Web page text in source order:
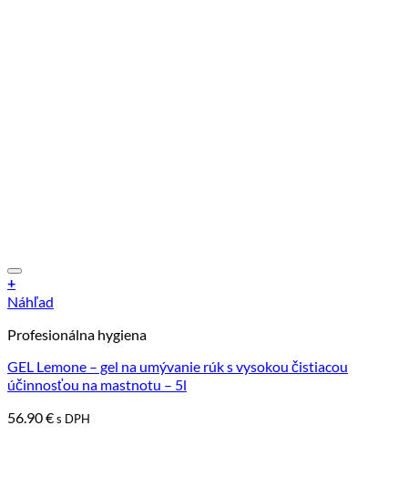
+
Náhľad
Profesionálna hygiena
GEL Lemone – gel na umývanie rúk s vysokou čistiacou
účinnosťou na mastnotu – 5l
56.90€s DPH